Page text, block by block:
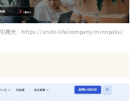
引用元：https://unito.life/company/minnpaku/